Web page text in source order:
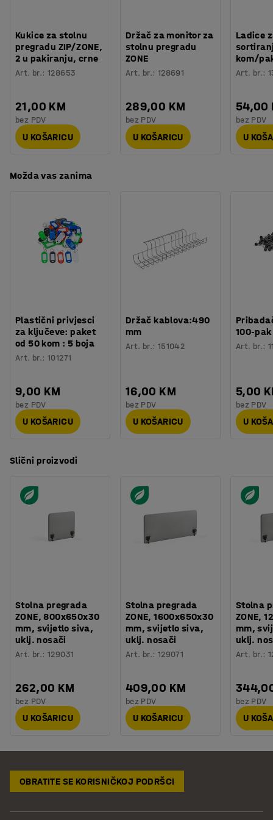
stola, ovisno o tome koliko je pregrada potrebno. Kako su
pregrade montirane direktno na ploču stola, daju
ugodniji dojam od podnih pregrada, a istovremeno ih je
lako premjestiti.
Montaža: Dolazi nesastavljeno
Testirano: ISO 354, EN 1023-2, EN 1023-3, EN 1023-1
Kvaliteta - Eko oznaka
Möbelfakta 220250124, EPD
Kukice za stolnu
pregradu ZIP/ZONE,
2 u pakiranju, crne
Art. br.:128653
21,00 KM
bez PDV
U KOŠARICU
Držač za monitor za
stolnu pregradu
ZONE
Art. br.: 128691
289,00 KM
bez PDV
U KOŠARICU
Ladice
kom/
Art. br.:
54,00
bez PDV
U
Možda vas zanima
Plastični privjesci
za ključeve: paket
od 50 kom : 5 boja
Art. br.:101271
9,00 KM
bez PDV
U KOŠARICU
Držač kablova:490
mm
Art. br.: 151042
16,00 KM
bez PDV
U KOŠARICU
100-pak
Art. br.:
5,00
bez PDV
U
Slični proizvodi
Stolna pregrada
ZONE, 800x650x30
mm, svijetlo siva,
uklj. nosači
Art. br.:129031
262,00 KM
bez PDV
U KOŠARICU
Stolna pregrada
ZONE, 1600x650x30
mm, svijetlo siva,
uklj. nosači
Art. br.: 129071
409,00 KM
bez PDV
U KOŠARICU
Stolna
ZONE,
mm,
uklj.
Art. br.:
bez PDV
U
OBRATITE SE KORISNIČKOJ PODRŠCI